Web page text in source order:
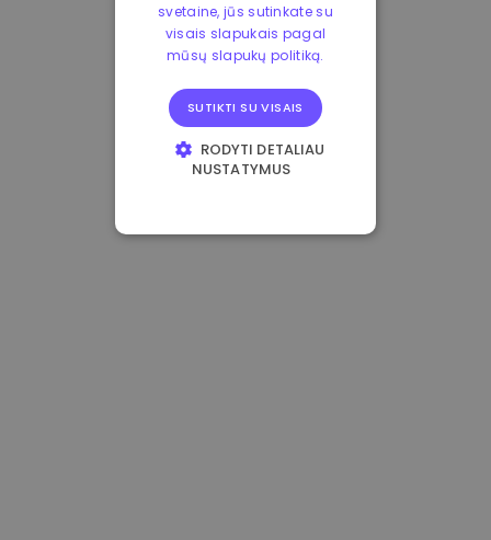
svetaine, jūs sutinkate su
visais slapukais pagal
mūsų slapukų politiką.
SUTIKTI SU VISAIS
RODYTI DETALIAU
NUSTATYMUS